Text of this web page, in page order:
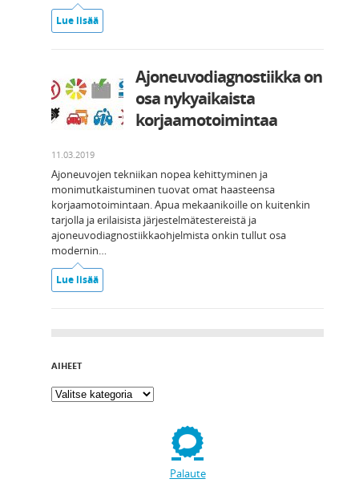
Lue lisää
Ajoneuvodiagnostiikka on
osa nykyaikaista
korjaamotoimintaa
11.03.2019
Ajoneuvojen tekniikan nopea kehittyminen ja
monimutkaistuminen tuovat omat haasteensa
korjaamotoimintaan. Apua mekaanikoille on kuitenkin
tarjolla ja erilaisista järjestelmätestereistä ja
ajoneuvodiagnostiikkaohjelmista onkin tullut osa
modernin…
Lue lisää
AIHEET
Palaute